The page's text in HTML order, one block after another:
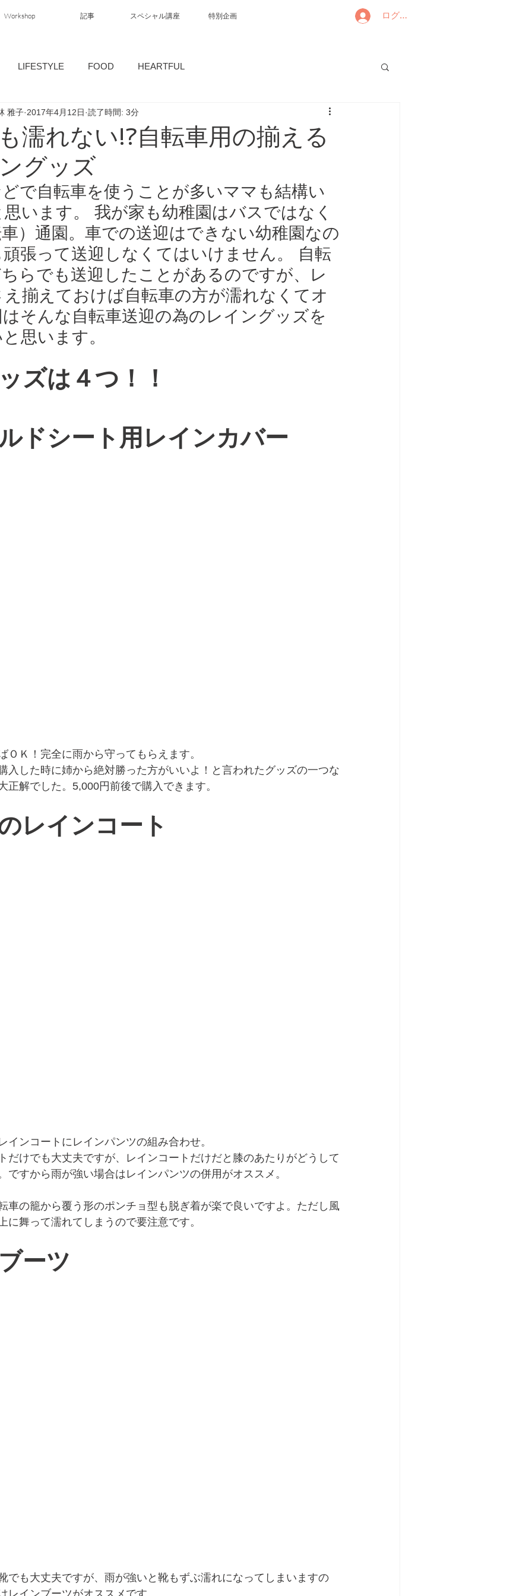
Workshop 記事 スペシャル講座 特別企画 ログイン
LIFESTYLE FOOD HEARTFUL
濡れない!?自転車用の揃える
グッズ
雅子 2017年4月12日 読了時間: 3分
で自転車を使うことが多いママも結構い
います。 我が家も幼稚園はバスではなく
）通園。車での送迎はできない幼稚園なの
張って送迎しなくてはいけません。 自転
らでも送迎したことがあるのですが、レ
揃えておけば自転車の方が濡れなくてオ
そんな自転車送迎の為のレイングッズを
思います。
ズは４つ！！
ドシート用レインカバー
ＯＫ！完全に雨から守ってもらえます。
入した時に姉から絶対勝った方がいいよ！と言われたグッズの一つな
正解でした。5,000円前後で購入できます。
レインコート
インコートにレインパンツの組み合わせ。
だけでも大丈夫ですが、レインコートだけだと膝のあたりがどうして
ですから雨が強い場合はレインパンツの併用がオススメ。
車の籠から覆う形のポンチョ型も脱ぎ着が楽で良いですよ。ただし風
に舞って濡れてしまうので要注意です。
ーツ
でも大丈夫ですが、雨が強いと靴もずぶ濡れになってしまいますの
レインブーツがオススメです。